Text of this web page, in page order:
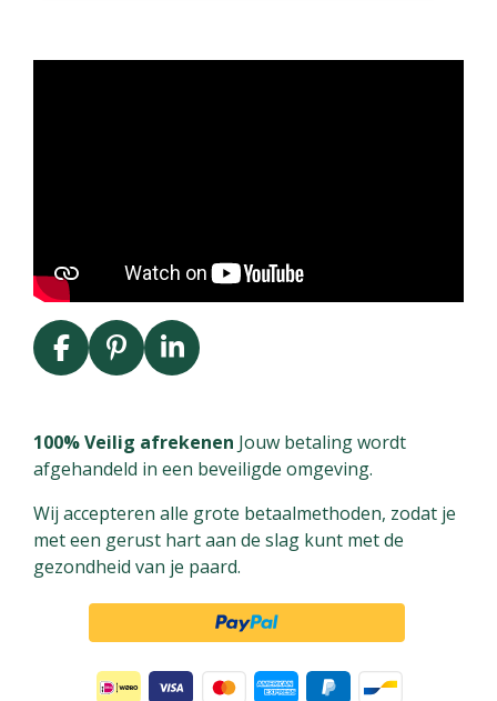
F
a
e
b
o
k
P
i
t
e
e
s
t
L
i
k
e
I
n
100% Veilig afrekenen Jouw betaling wordt
afgehandeld in een beveiligde omgeving.
Wij accepteren alle grote betaalmethoden, zodat je
met een gerust hart aan de slag kunt met de
gezondheid van je paard.